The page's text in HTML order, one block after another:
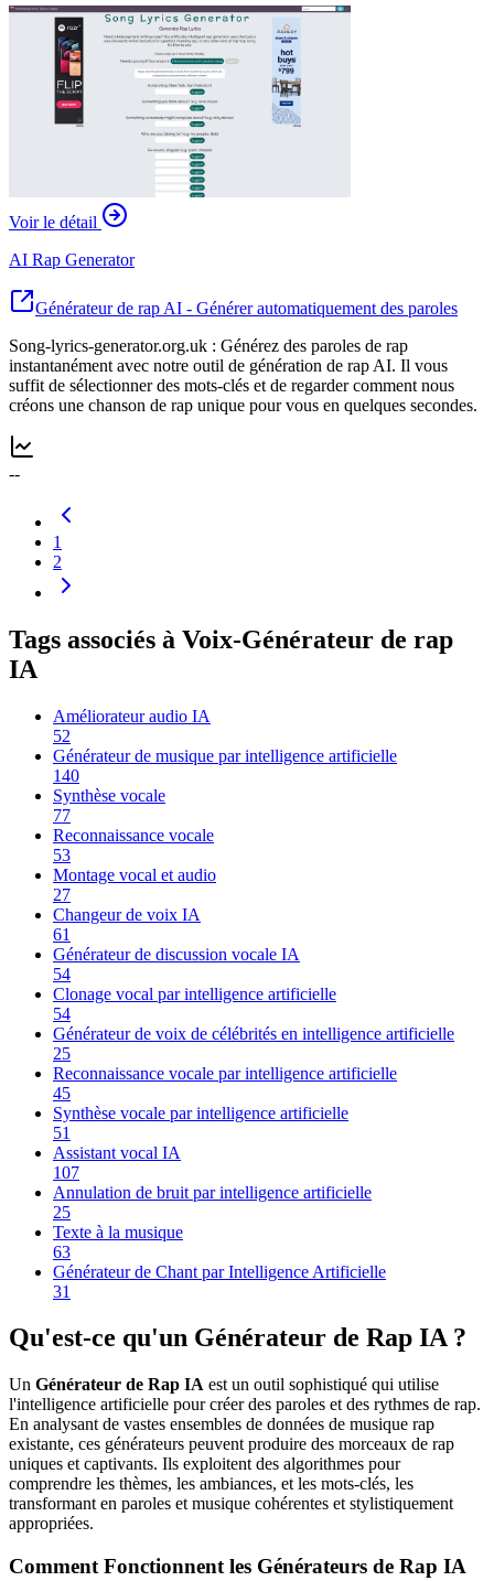
Voir le détail
AI Rap Generator
Générateur de rap AI - Générer automatiquement des paroles
Song-lyrics-generator.org.uk : Générez des paroles de rap
instantanément avec notre outil de génération de rap AI. Il vous
suffit de sélectionner des mots-clés et de regarder comment nous
créons une chanson de rap unique pour vous en quelques secondes.
--
1
2
Tags associés à Voix-Générateur de rap
IA
Améliorateur audio IA
52
Générateur de musique par intelligence artificielle
140
Synthèse vocale
77
Reconnaissance vocale
53
Montage vocal et audio
27
Changeur de voix IA
61
Générateur de discussion vocale IA
54
Clonage vocal par intelligence artificielle
54
Générateur de voix de célébrités en intelligence artificielle
25
Reconnaissance vocale par intelligence artificielle
45
Synthèse vocale par intelligence artificielle
51
Assistant vocal IA
107
Annulation de bruit par intelligence artificielle
25
Texte à la musique
63
Générateur de Chant par Intelligence Artificielle
31
Qu'est-ce qu'un Générateur de Rap IA ?
Un Générateur de Rap IA est un outil sophistiqué qui utilise
l'intelligence artificielle pour créer des paroles et des rythmes de rap.
En analysant de vastes ensembles de données de musique rap
existante, ces générateurs peuvent produire des morceaux de rap
uniques et captivants. Ils exploitent des algorithmes pour
comprendre les thèmes, les ambiances, et les mots-clés, les
transformant en paroles et musique cohérentes et stylistiquement
appropriées.
Comment Fonctionnent les Générateurs de Rap IA